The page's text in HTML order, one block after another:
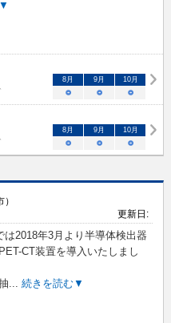
8月 9月 10月
○ ○ ○
8月 9月 10月
○ ○ ○
更新日:
は2018年3月より半導体検出器
CT装置を導入いたしまし
続きを読む▼